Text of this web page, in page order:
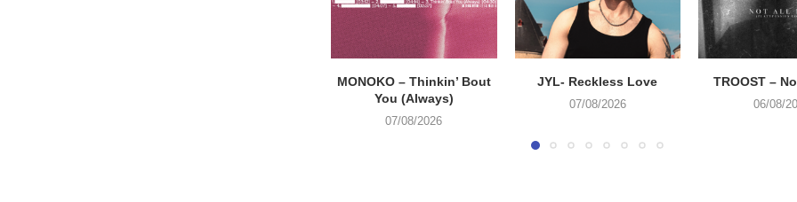
MONOKO – Thinkin’ Bout
You (Always)
07/08/2026
JYL- Reckless Love
07/08/2026
TROOST –
06/08/